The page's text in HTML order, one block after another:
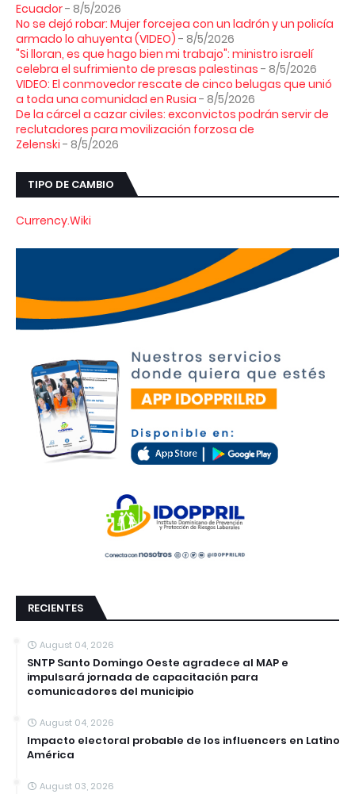
Ecuador- 8/5/2026
No se dejó robar: Mujer forcejea con un ladrón y un policía
armado lo ahuyenta (VIDEO) - 8/5/2026
"Si lloran, es que hago bien mi trabajo": ministro israelí
celebra el sufrimiento de presas palestinas - 8/5/2026
VIDEO: El conmovedor rescate de cinco belugas que unió
a toda una comunidad en Rusia - 8/5/2026
De la cárcel a cazar civiles: exconvictos podrán servir de
reclutadores para movilización forzosa de
Zelenski - 8/5/2026
TIPO DE CAMBIO
Currency.Wiki
RECIENTES
August 04, 2026
SNTP Santo Domingo Oeste agradece al MAP e
impulsará jornada de capacitación para
comunicadores del municipio
August 04, 2026
Impacto electoral probable de los influencers en Latino
América
August 03, 2026